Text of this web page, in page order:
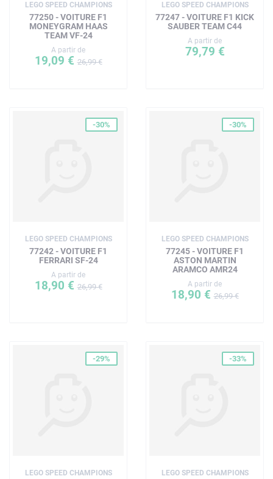
Dimensions – Un set de 267 pièces avec une voiture de
l'écurie de F1 Mercedes-AMG PETRONAS mesurant plus
de 2 cm de haut, 20 cm de long et 8 cm de large
LEGO SPEED CHAMPIONS
77250 - VOITURE F1
MONEYGRAM HAAS
TEAM VF-24
A partir de
19,09 €26,99 €
LEGO SPEED CHAMPIONS
77247 - VOITURE F1 KICK
SAUBER TEAM C44
A partir de
79,79 €
-30%
LEGO SPEED CHAMPIONS
77242 - VOITURE F1
FERRARI SF-24
A partir de
18,90 €26,99 €
-30%
LEGO SPEED CHAMPIONS
77245 - VOITURE F1
ASTON MARTIN
ARAMCO AMR24
A partir de
18,90 €26,99 €
-29%
LEGO SPEED CHAMPIONS
-33%
LEGO SPEED CHAMPIONS